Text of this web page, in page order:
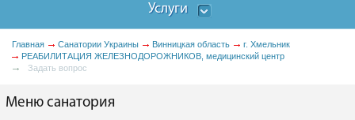
Услуги
Главная Санатории Украины Винницкая область
г. Хмельник
РЕАБИЛИТАЦИЯ ЖЕЛЕЗНОДОРОЖНИКОВ, медицинский центр
Задать вопрос
Меню санатория